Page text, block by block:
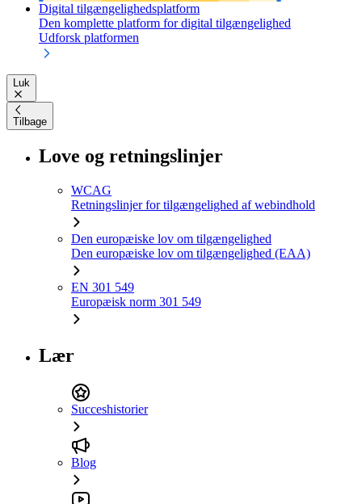
Digital tilgængelighedsplatform
Den komplette platform for digital tilgængelighed
Udforsk platformen
Luk
Tilbage
Love og retningslinjer
WCAG
Retningslinjer for tilgængelighed af webindhold
Den europæiske lov om tilgængelighed
Den europæiske lov om tilgængelighed (EAA)
EN 301 549
Europæisk norm 301 549
Lær
Succeshistorier
Blog